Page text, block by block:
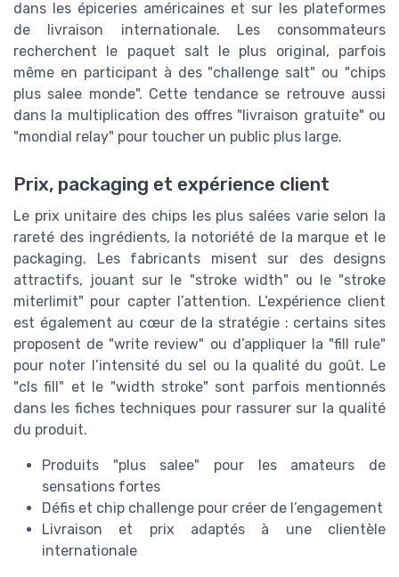
dans les épiceries américaines et sur les plateformes
de livraison internationale. Les consommateurs
recherchent le paquet salt le plus original, parfois
même en participant à des "challenge salt" ou "chips
plus salee monde". Cette tendance se retrouve aussi
dans la multiplication des offres "livraison gratuite" ou
"mondial relay" pour toucher un public plus large.
Prix, packaging et expérience client
Le prix unitaire des chips les plus salées varie selon la
rareté des ingrédients, la notoriété de la marque et le
packaging. Les fabricants misent sur des designs
attractifs, jouant sur le "stroke width" ou le "stroke
miterlimit" pour capter l’attention. L’expérience client
est également au cœur de la stratégie : certains sites
proposent de "write review" ou d’appliquer la "fill rule"
pour noter l’intensité du sel ou la qualité du goût. Le
"cls fill" et le "width stroke" sont parfois mentionnés
dans les fiches techniques pour rassurer sur la qualité
du produit.
Produits "plus salee" pour les amateurs de
sensations fortes
Défis et chip challenge pour créer de l’engagement
Livraison et prix adaptés à une clientèle
internationale